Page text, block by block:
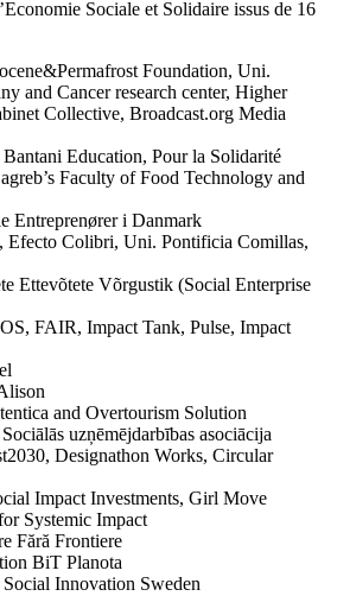
Sociale et Solidaire issus de 16
Foundation, Uni.
and Cancer research center, Higher
Collective, Broadcast.org Media
Education, Pour la Solidarité
Faculty of Food Technology and
Entreprenører i Danmark
Efecto Colibri, Uni. Pontificia Comillas,
Ettevõtete Võrgustik (Social Enterprise
FAIR, Impact Tank, Pulse, Impact
and Overtourism Solution
uzņēmējdarbības asociācija
Designathon Works, Circular
Impact Investments, Girl Move
Systemic Impact
Fără Frontiere
BiT Planota
Innovation Sweden